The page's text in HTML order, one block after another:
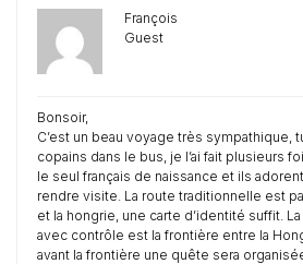
François
Guest
Bonsoir,
C’est un beau voyage très sympathique,
copains dans le bus, je l’ai fait plusieurs
le seul français de naissance et ils
rendre visite. La route traditionnelle est
et la hongrie, une carte d’identité suffit.
avec contrôle est la frontière entre la
avant la frontière une quête sera